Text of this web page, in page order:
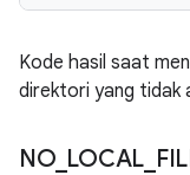
Kode hasil saat
direktori yang tidak
NO_ LOCAL